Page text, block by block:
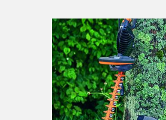
Hoerter Joseph
Blismes